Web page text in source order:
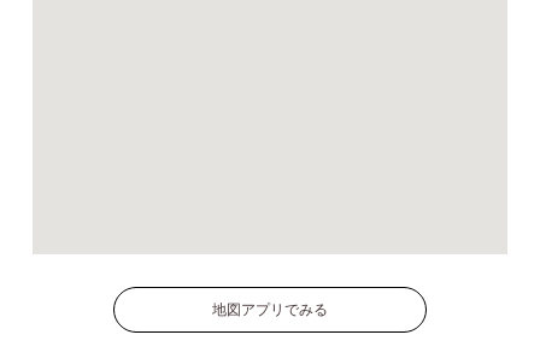
地図アプリでみる